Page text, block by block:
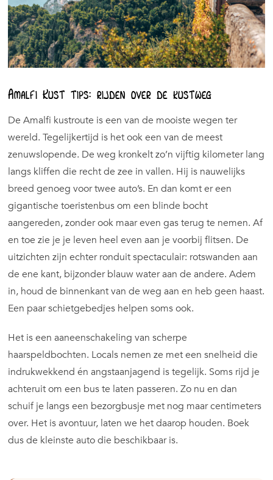
Amalfi Kust tips: rijden over de kustweg
De Amalfi kustroute is een van de mooiste wegen ter
wereld. Tegelijkertijd is het ook een van de meest
zenuwslopende. De weg kronkelt zo’n vijftig kilometer lang
langs kliffen die recht de zee in vallen. Hij is nauwelijks
breed genoeg voor twee auto’s. En dan komt er een
gigantische toeristenbus om een blinde bocht
aangereden, zonder ook maar even gas terug te nemen. Af
en toe zie je je leven heel even aan je voorbij flitsen. De
uitzichten zijn echter ronduit spectaculair: rotswanden aan
de ene kant, bijzonder blauw water aan de andere. Adem
in, houd de binnenkant van de weg aan en heb geen haast.
Een paar schietgebedjes helpen soms ook.
Het is een aaneenschakeling van scherpe
haarspeldbochten. Locals nemen ze met een snelheid die
indrukwekkend én angstaanjagend is tegelijk. Soms rijd je
achteruit om een bus te laten passeren. Zo nu en dan
schuif je langs een bezorgbusje met nog maar centimeters
over. Het is avontuur, laten we het daarop houden. Boek
dus de kleinste auto die beschikbaar is.